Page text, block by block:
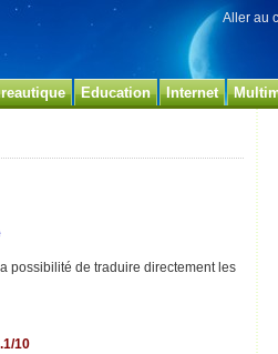
Aller au
Education Internet
possibilité de traduire directement les
10